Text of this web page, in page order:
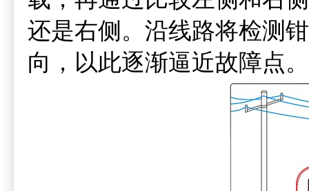
还是右侧。沿线路将检测
向，以此逐渐逼近故障点。